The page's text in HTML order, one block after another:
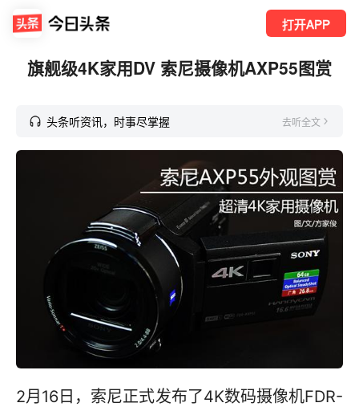
打开APP
旗舰级4K家用DV 索尼摄像机AXP55图赏
头条听资讯，时事尽掌握 去听全文
2月16日，索尼正式发布了4K数码摄像机FDR-